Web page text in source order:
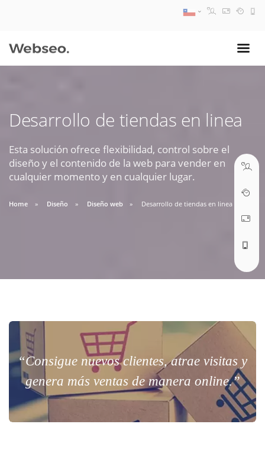
Desarrollo de tiendas en linea
Esta solución ofrece flexibilidad, control sobre el
diseño y el contenido de la web para vender en
cualquier momento y en cualquier lugar.
Home Diseño Diseño web Desarrollo de tiendas en linea
“Consigue nuevos clientes, atrae visitas y
genera más ventas de manera online.”
09:30 AM A 18:30 PM
soporte@webseo.cl
ABRIR TICKET